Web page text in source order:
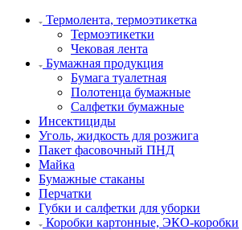
Термолента, термоэтикетка
Термоэтикетки
Чековая лента
Бумажная продукция
Бумага туалетная
Полотенца бумажные
Салфетки бумажные
Инсектициды
Уголь, жидкость для розжига
Пакет фасовочный ПНД
Майка
Бумажные стаканы
Перчатки
Губки и салфетки для уборки
Коробки картонные, ЭКО-коробки